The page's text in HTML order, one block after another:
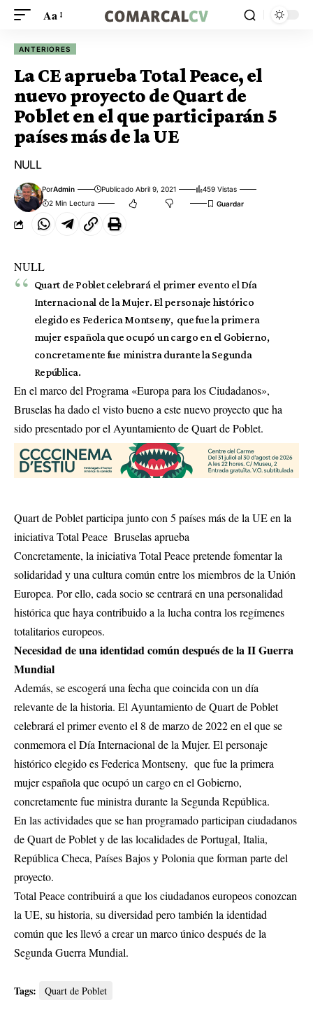
Aa
ANTERIORES
La CE aprueba Total Peace, el
nuevo proyecto de Quart de
Poblet en el que participarán 5
países más de la UE
NULL
PorAdmin Publicado Abril 9, 2021
459 Vistas
2 Min Lectura
NULL
Quart de Poblet celebrará el primer evento el Día
Internacional de la Mujer. El personaje histórico
elegido es Federica Montseny, que fue la primera
mujer española que ocupó un cargo en el Gobierno,
concretamente fue ministra durante la Segunda
República.
En el marco del Programa «Europa para los Ciudadanos»,
Bruselas ha dado el visto bueno a este nuevo proyecto que ha
sido presentado por el Ayuntamiento de Quart de Poblet.
Quart de Poblet participa junto con 5 países más de la UE en la
iniciativa Total Peace Bruselas aprueba
Concretamente, la iniciativa Total Peace pretende fomentar la
solidaridad y una cultura común entre los miembros de la Unión
Europea. Por ello, cada socio se centrará en una personalidad
histórica que haya contribuido a la lucha contra los regímenes
totalitarios europeos.
Necesidad de una identidad común después de la II Guerra
Mundial
Además, se escogerá una fecha que coincida con un día
relevante de la historia. El Ayuntamiento de Quart de Poblet
celebrará el primer evento el 8 de marzo de 2022 en el que se
conmemora el Día Internacional de la Mujer. El personaje
histórico elegido es Federica Montseny, que fue la primera
mujer española que ocupó un cargo en el Gobierno,
concretamente fue ministra durante la Segunda República.
En las actividades que se han programado participan ciudadanos
de Quart de Poblet y de las localidades de Portugal, Italia,
República Checa, Países Bajos y Polonia que forman parte del
proyecto.
Total Peace contribuirá a que los ciudadanos europeos conozcan
la UE, su historia, su diversidad pero también la identidad
común que les llevó a crear un marco único después de la
Segunda Guerra Mundial.
Tags: Quart de Poblet